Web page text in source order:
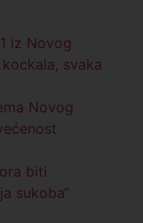
iz Novog
svaka
Novog
biti
sukoba“